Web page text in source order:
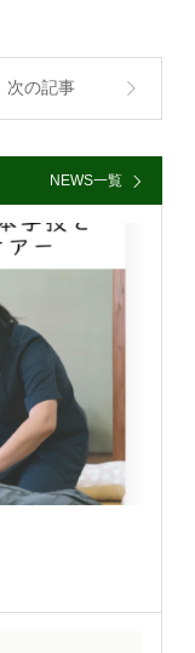
次の記事
NEWS一覧